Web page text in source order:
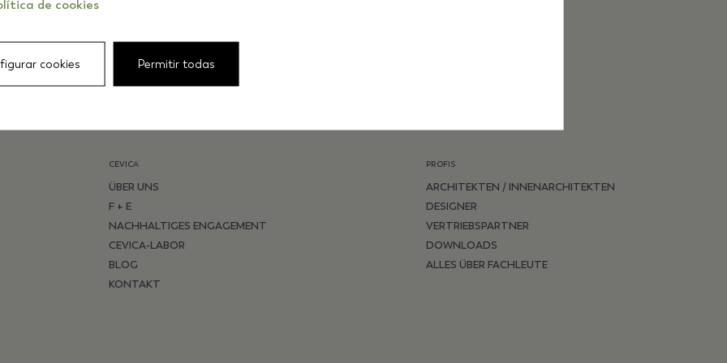
KREUZ
SCHUPPEN
STERNE
CEVICA
ÜBER UNS
F + E
NACHHALTIGES ENGAGEMENT
CEVICA-LABOR
BLOG
KONTAKT
PROFIS
ARCHITEKTEN / INNENARCHITEKTEN
DESIGNER
VERTRIEBSPARTNER
DOWNLOADS
ALLES ÜBER FACHLEUTE
de cookies
cookies Permitir todas